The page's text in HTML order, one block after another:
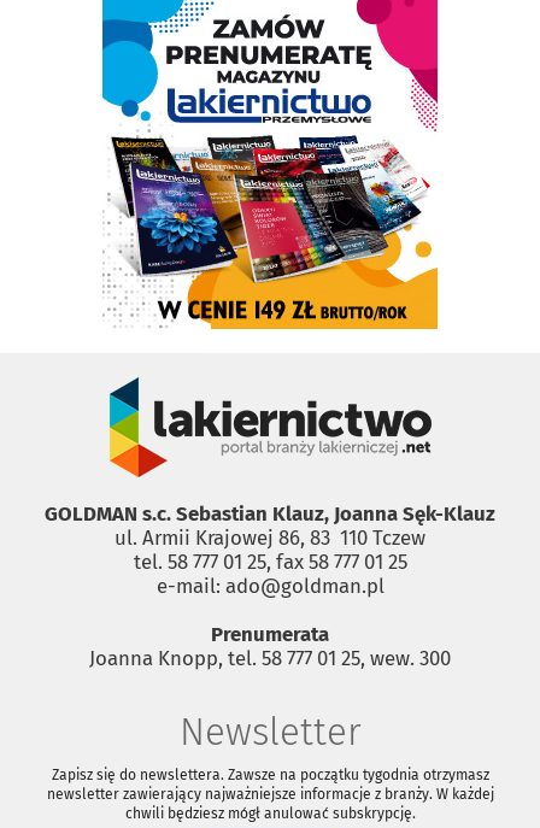
GOLDMAN s.c. Sebastian Klauz, Joanna Sęk-Klauz
ul. Armii Krajowej 86, 83 ­ 110 Tczew
tel. 58 777 01 25, fax 58 777 01 25
e-mail: ado@goldman.pl
Prenumerata
Joanna Knopp, tel. 58 777 01 25, wew. 300
Newsletter
Zapisz się do newslettera. Zawsze na początku tygodnia otrzymasz
newsletter zawierający najważniejsze informacje z branży. W każdej
chwili będziesz mógł anulować subskrypcję.